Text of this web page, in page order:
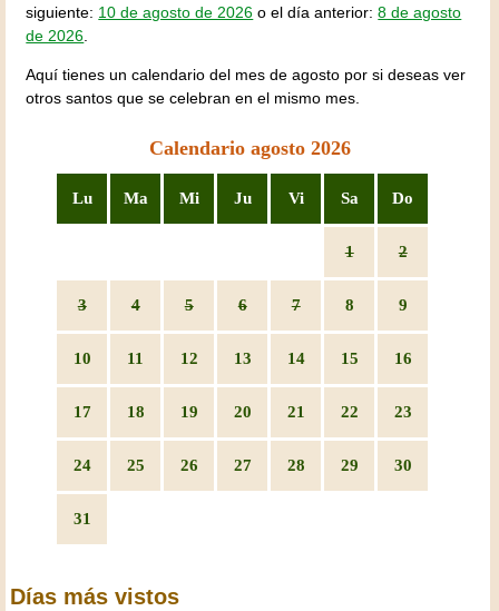
siguiente: 10 de agosto de 2026 o el día anterior:8 de agosto
de 2026.
Aquí tienes un calendario del mes de agosto por si deseas ver
otros santos que se celebran en el mismo mes.
Calendario agosto 2026
Lu Ma Mi Ju Vi Sa Do
1 2
3 4 5 6 7 8 9
10 11 12 13 14 15 16
17 18 19 20 21 22 23
24 25 26 27 28 29 30
31
Días más vistos